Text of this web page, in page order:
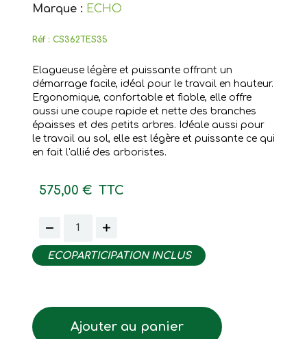
Marque : ECHO
Réf : CS362TES35
Elagueuse légère et puissante offrant un
démarrage facile, idéal pour le travail en hauteur.
Ergonomique, confortable et fiable, elle offre
aussi une coupe rapide et nette des branches
épaisses et des petits arbres. Idéale aussi pour
le travail au sol, elle est légère et puissante ce qui
en fait l'allié des arboristes.
575,00 € TTC
ECOPARTICIPATION INCLUS
Ajouter au panier